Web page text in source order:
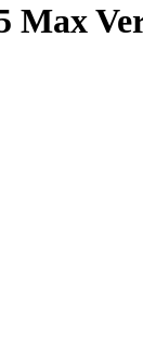
Max